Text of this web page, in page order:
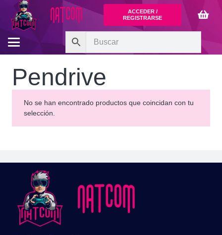
ACCEDER /
REGISTRARSE
Pendrive
No se han encontrado productos que coincidan con tu
selección.